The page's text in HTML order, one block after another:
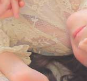
七五三